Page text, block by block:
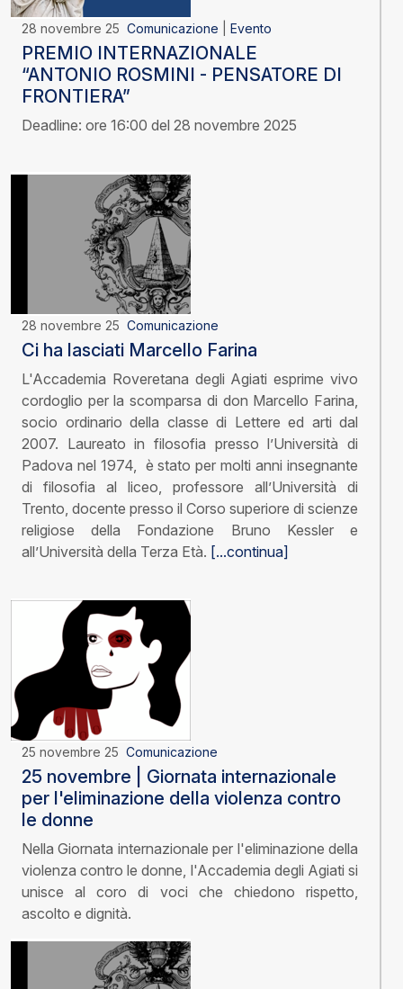
28 novembre 25 Comunicazione Evento
PREMIO INTERNAZIONALE
“ANTONIO ROSMINI - PENSATORE DI
FRONTIERA”
Deadline: ore 16:00 del 28 novembre 2025
28 novembre 25 Comunicazione
Ci ha lasciati Marcello Farina
L'Accademia Roveretana degli Agiati esprime vivo
cordoglio per la scomparsa di don Marcello Farina,
socio ordinario della classe di Lettere ed arti dal
2007. Laureato in filosofia presso l’Università di
Padova nel 1974, è stato per molti anni insegnante
di filosofia al liceo, professore all’Università di
Trento, docente presso il Corso superiore di scienze
religiose della Fondazione Bruno Kessler e
all’Università della Terza Età. [...continua]
25 novembre 25 Comunicazione
25 novembre | Giornata internazionale
per l'eliminazione della violenza contro
le donne
Nella Giornata internazionale per l'eliminazione della
violenza contro le donne, l'Accademia degli Agiati si
unisce al coro di voci che chiedono rispetto,
ascolto e dignità.